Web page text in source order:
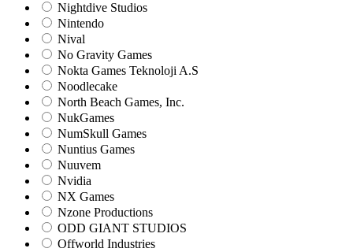
Nightdive Studios
Nintendo
Nival
No Gravity Games
Nokta Games Teknoloji A.S
Noodlecake
North Beach Games, Inc.
NukGames
NumSkull Games
Nuntius Games
Nuuvem
Nvidia
NX Games
Nzone Productions
ODD GIANT STUDIOS
Offworld Industries